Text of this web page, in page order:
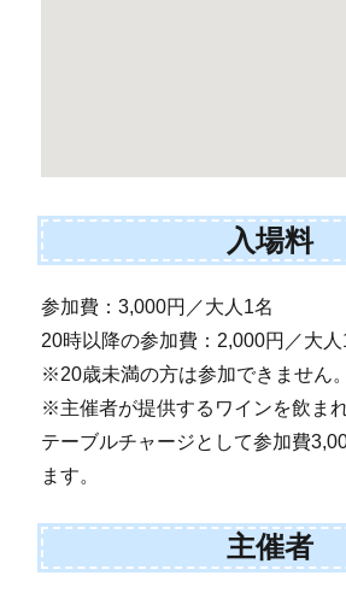
入場料
参加費：3,000円／大人1名
20時以降の参加費：2,000円／大人
※20歳未満の方は参加できません。
※主催者が提供するワインを飲ま
テーブルチャージとして参加費
ます。
主催者